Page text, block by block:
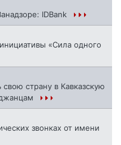
IDBank
«Сила одного
страну в Кавказскую
звонках от имени